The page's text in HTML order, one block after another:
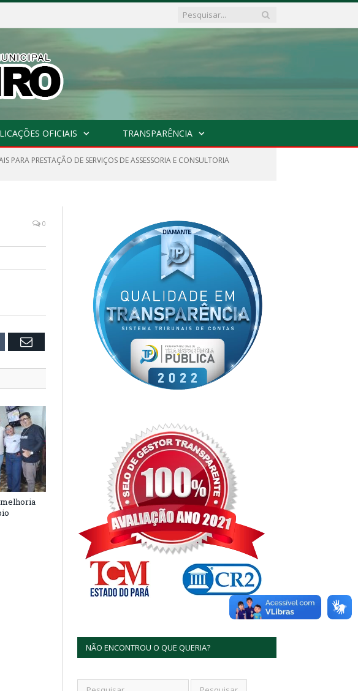
OFICIAIS TRANSPARÊNCIA
PRESTAÇÃO DE SERVIÇOS DE ASSESSORIA E CONSULTORIA
0
Email
melhoria
NÃO ENCONTROU O QUE QUERIA?